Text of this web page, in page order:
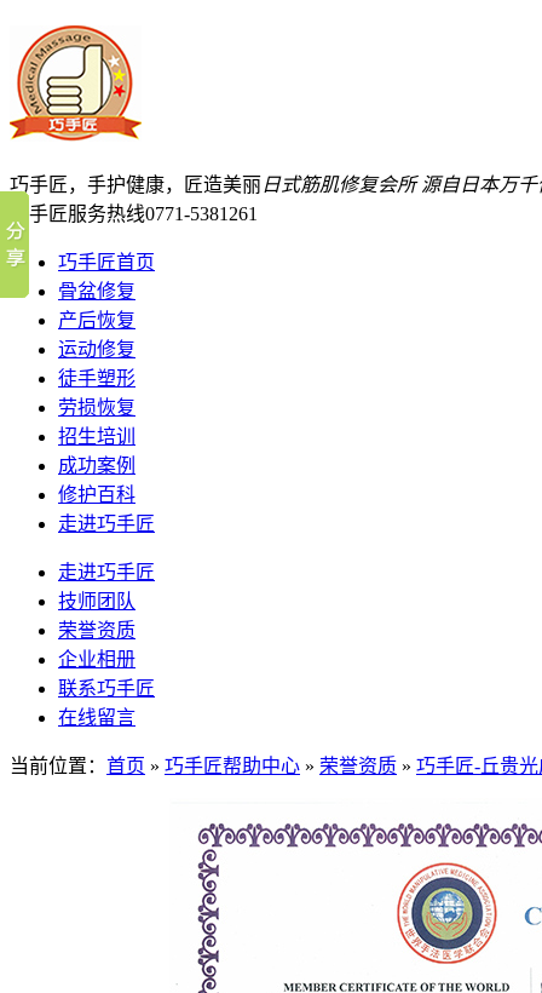
巧手匠，手护健康，匠造美丽 日式筋肌修复会所源自日本万千
巧手匠服务热线0771-5381261
巧手匠首页
骨盆修复
产后恢复
运动修复
徒手塑形
劳损恢复
招生培训
成功案例
修护百科
走进巧手匠
走进巧手匠
技师团队
荣誉资质
企业相册
联系巧手匠
在线留言
当前位置： 首页 » 巧手匠帮助中心 » 荣誉资质 » 巧手匠-丘贵